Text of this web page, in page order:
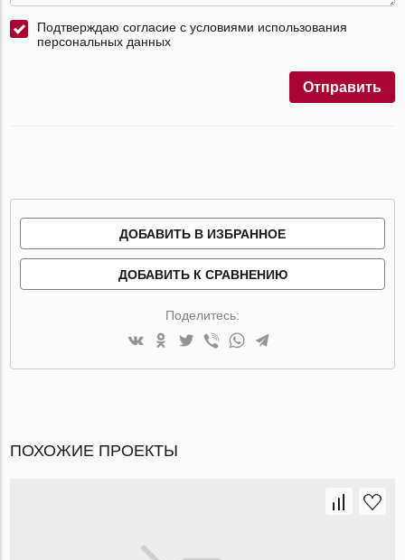
Подтверждаю согласие с условиями использования
персональных данных
Отправить
ДОБАВИТЬ В ИЗБРАННОЕ
ДОБАВИТЬ К СРАВНЕНИЮ
Поделитесь:
ПОХОЖИЕ ПРОЕКТЫ